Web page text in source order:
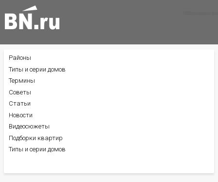
БОКОВОЕ
МЕНЮ
Районы
Типы и серии домов
Термины
Советы
Статьи
Новости
Видеосюжеты
Подборки квартир
Типы и серии домов